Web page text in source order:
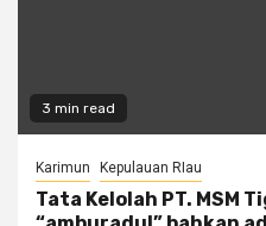
3 min read
Karimun Kepulauan RIau
Tata Kelolah PT. MSM